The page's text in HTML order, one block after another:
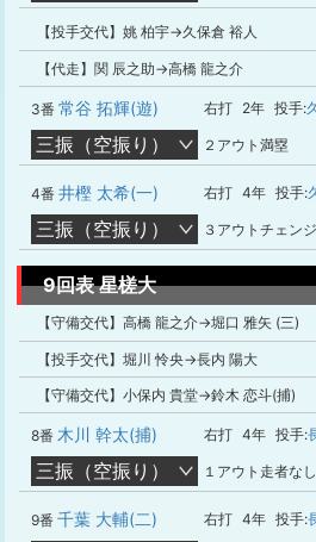
【投手交代】姚 柏宇→久保倉 裕人
【代走】関 辰之助→高橋 龍之介
3番 常谷 拓輝(遊) 右打 2年 投手:
三振（空振り） ２アウト満塁
4番 井樫 太希(一) 右打 4年 投手:
三振（空振り） ３アウトチェンジ
9回表 星槎大
【守備交代】高橋 龍之介→堀口 雅矢 (三)
【投手交代】堀川 怜央→長内 陽大
【守備交代】小保内 貴堂→鈴木 恋斗(捕)
8番 木川 幹太(捕) 右打 4年 投手:
三振（空振り） １アウト走者なし
9番 千葉 大輔(二) 右打 4年 投手: